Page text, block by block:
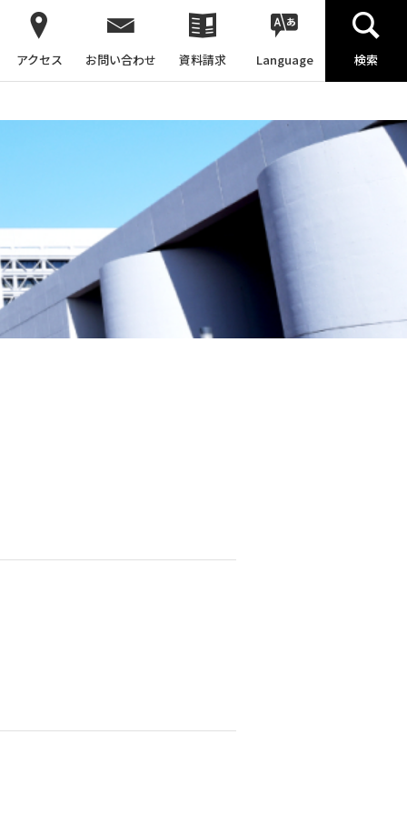
アクセス お問い合わせ 資料請求 Language 検索